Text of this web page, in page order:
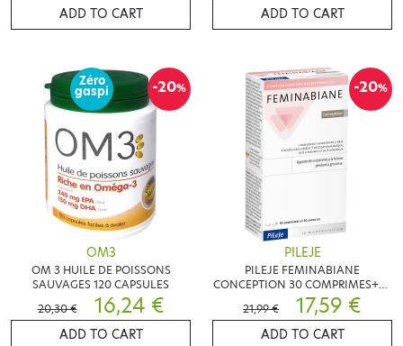
ADD TO CART ADD TO CART
-20%
Zéro
gaspi
OM3
OM 3 HUILE DE POISSONS
SAUVAGES 120 CAPSULES
20,30 €
16,24 €
ADD TO CART
-20%
PILEJE
PILEJE FEMINABIANE
CONCEPTION 30 COMPRIMES+30
CAPSULES
21,99 € 17,59 €
ADD TO CART